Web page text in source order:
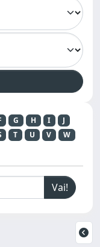
G H I
J
T U V
W